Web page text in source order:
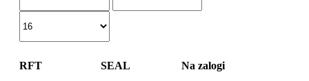
RFT SEAL Na zalogi